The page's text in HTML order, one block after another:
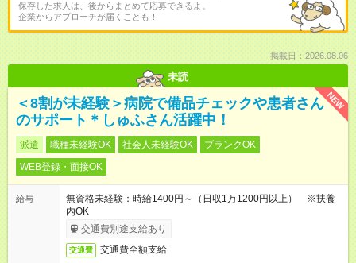
保存した求人は、後からまとめて応募できるよ。
企業からアプローチが届くことも！
掲載日：2026.08.06
未読
NEW
＜8割が未経験＞病院で備品チェックや患者さん
のサポート＊しゅふさん活躍中！
派遣 職種未経験OK 社会人未経験OK
ブランクOK
WEB登録・面接OK
給与
無資格未経験：時給1400円～（日収1万1200円以上） ※扶養
内OK
交通費別途支給あり
交通費 交通費全額支給